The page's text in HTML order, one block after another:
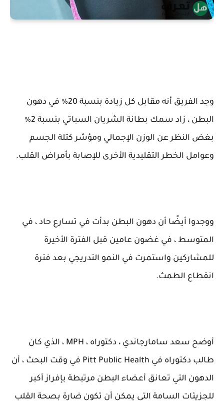
وجد الفريق أنه مقابل كل زيادة بنسبة 20٪ في دهون
البطن ، زاد سمك بطانة الشريان السباتي بنسبة 2٪
بغض النظر عن الوزن الإجمالي ومؤشر كتلة الجسم
وعوامل الخطر التقليدية الأخرى للإصابة بأمراض القلب.
ووجدوا أيضًا أن دهون البطن بدأت في تسارع حاد ، في
المتوسط ، في غضون عامين قبل الفترة الأخيرة
للمشاركين واستمرت في النمو التدريجي بعد فترة
انقطاع الطمث.
أوضح سعد سامارجاندي ، دكتوراه ، MPH ، الذي كان
طالب دكتوراه في Pitt Public Health في وقت البحث ، أن
الدهون التي تعانق أعضاء البطن مرتبطة بإفراز أكبر
للجزيئات السامة التي يمكن أن تكون ضارة بصحة القلب